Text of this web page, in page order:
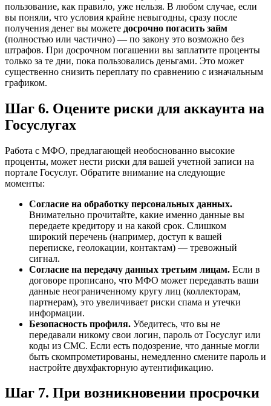
пользование, как правило, уже нельзя. В любом случае, если
вы поняли, что условия крайне невыгодны, сразу после
получения денег вы можете досрочно погасить займ
(полностью или частично) — по закону это возможно без
штрафов. При досрочном погашении вы заплатите проценты
только за те дни, пока пользовались деньгами. Это может
существенно снизить переплату по сравнению с изначальным
графиком.
Шаг 6. Оцените риски для аккаунта на
Госуслугах
Работа с МФО, предлагающей необоснованно высокие
проценты, может нести риски для вашей учетной записи на
портале Госуслуг. Обратите внимание на следующие
моменты:
Согласие на обработку персональных данных.
Внимательно прочитайте, какие именно данные вы
передаете кредитору и на какой срок. Слишком
широкий перечень (например, доступ к вашей
переписке, геолокации, контактам) — тревожный
сигнал.
Согласие на передачу данных третьим лицам. Если в
договоре прописано, что МФО может передавать ваши
данные неограниченному кругу лиц (коллекторам,
партнерам), это увеличивает риски спама и утечки
информации.
Безопасность профиля. Убедитесь, что вы не
передавали никому свои логин, пароль от Госуслуг или
коды из СМС. Если есть подозрение, что данные могли
быть скомпрометированы, немедленно смените пароль и
настройте двухфакторную аутентификацию.
Шаг 7. При возникновении просрочки